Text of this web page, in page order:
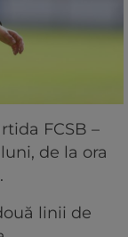
FCSB –
de la ora
linii de